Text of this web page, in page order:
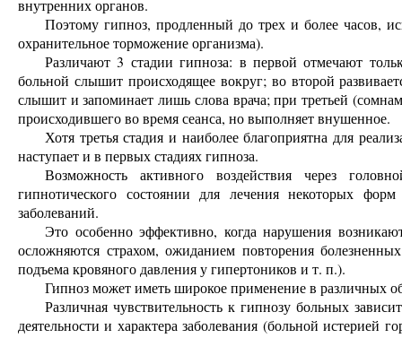
внутренних органов.
Поэтому гипноз, продленный до трех и более часов,
охранительное торможение организма).
Различают 3 стадии гипноза: в первой отмечают
больной слышит происходящее вокруг; во второй
слышит и запоминает лишь слова врача; при третьей
происходившего во время сеанса, но выполняет внушенное.
Хотя третья стадия и наиболее благоприятна для
наступает и в первых стадиях гипноза.
Возможность активного воздействия через
гипнотического состоянии для лечения некоторых
заболеваний.
Это особенно эффективно, когда нарушения
осложняются страхом, ожиданием повторения
подъема кровяного давления у гипертоников и т. п.).
Гипноз может иметь широкое применение в различных
Различная чувствительность к гипнозу больных
деятельности и характера заболевания (больной истерией